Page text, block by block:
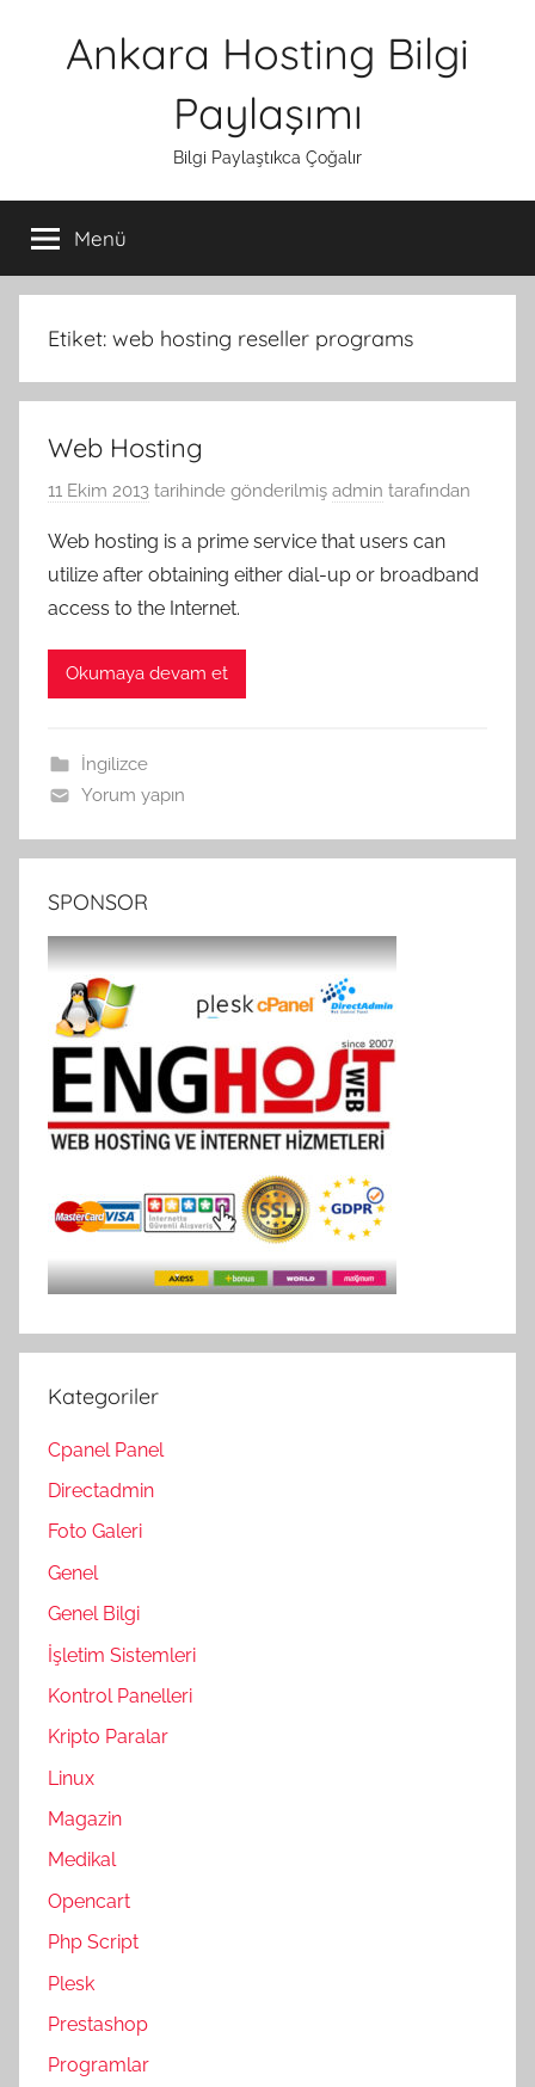
Ankara Hosting Bilgi
Paylaşımı
Bilgi Paylaştıkca Çoğalır
Menü
Etiket: web hosting reseller programs
Web Hosting
11 Ekim 2013 tarihinde gönderilmiş admin tarafından
Web hosting is a prime service that users can
utilize after obtaining either dial-up or broadband
access to the Internet.
Okumaya devam et
İngilizce
Yorum yapın
SPONSOR
Kategoriler
Cpanel Panel
Directadmin
Foto Galeri
Genel
Genel Bilgi
İşletim Sistemleri
Kontrol Panelleri
Kripto Paralar
Linux
Magazin
Medikal
Opencart
Php Script
Plesk
Prestashop
Programlar